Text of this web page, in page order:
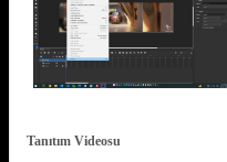
Tanıtım Videosu